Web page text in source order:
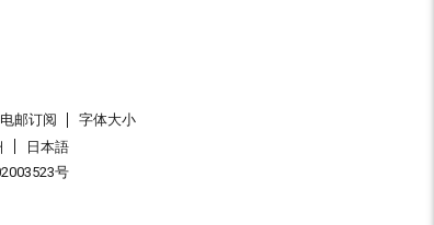
邮订阅
字体大小
日本語
号